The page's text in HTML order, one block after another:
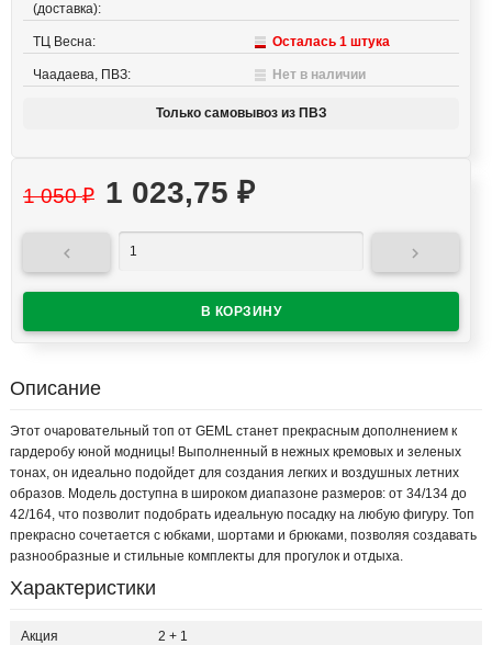
(доставка):
ТЦ Весна: Осталась 1 штука
Чаадаева, ПВЗ: Нет в наличии
Только самовывоз из ПВЗ
1 050₽ 1 023,75 ₽
 
Описание
Этот очаровательный топ от GEML станет прекрасным дополнением к
гардеробу юной модницы! Выполненный в нежных кремовых и зеленых
тонах, он идеально подойдет для создания легких и воздушных летних
образов. Модель доступна в широком диапазоне размеров: от 34/134 до
42/164, что позволит подобрать идеальную посадку на любую фигуру. Топ
прекрасно сочетается с юбками, шортами и брюками, позволяя создавать
разнообразные и стильные комплекты для прогулок и отдыха.
Характеристики
Акция 2 + 1